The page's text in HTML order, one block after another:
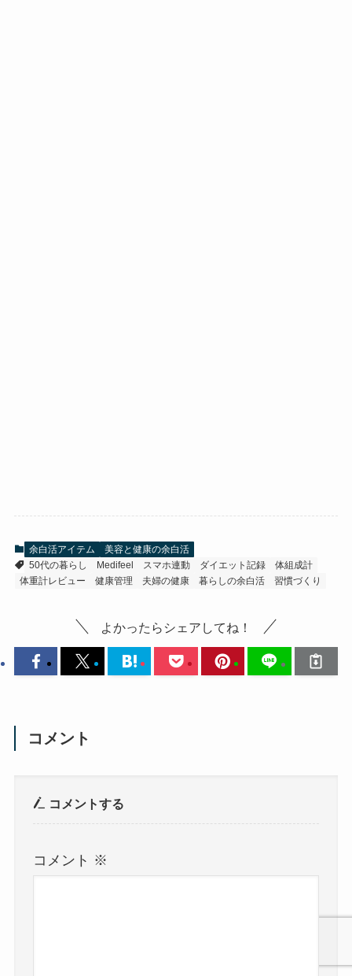
余白活アイテム
美容と健康の余白活
50代の暮らし
Medifeel スマホ連動 ダイエット記録
体組成計
体重計レビュー
健康管理 夫婦の健康 暮らしの余白活 習慣づくり
よかったらシェアしてね！
コメント
コメントする
コメント ※